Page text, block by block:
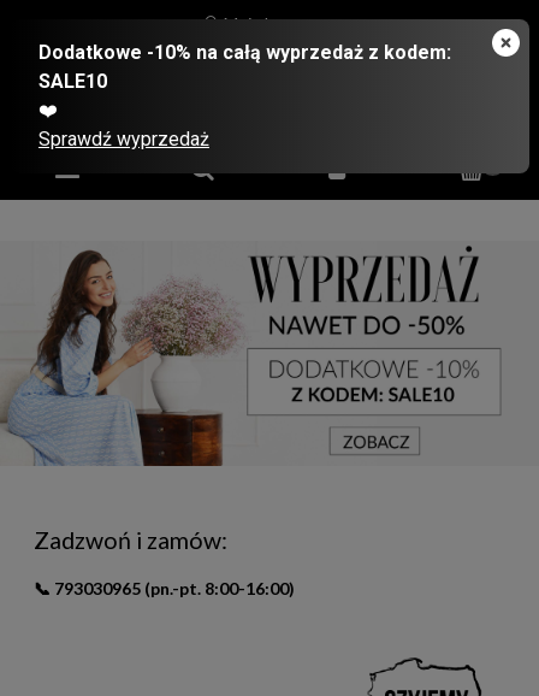
Moje konto
Zadzwoń i zamów:
📞 793030965 (pn.-pt. 8:00-16:00)